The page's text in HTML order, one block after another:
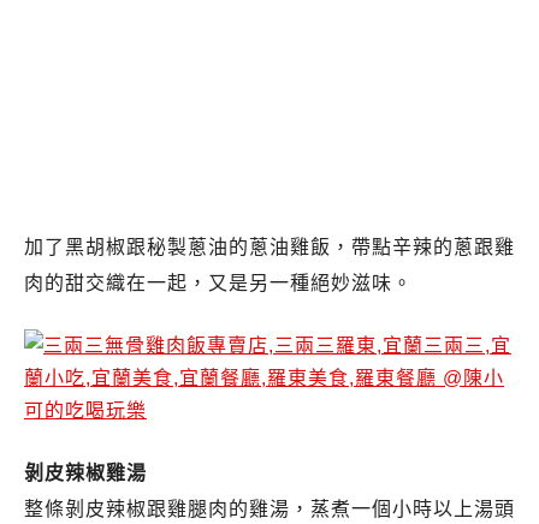
加了黑胡椒跟秘製蔥油的蔥油雞飯，帶點辛辣的蔥跟雞
肉的甜交織在一起，又是另一種絕妙滋味。
剝皮辣椒雞湯
整條剝皮辣椒跟雞腿肉的雞湯，蒸煮一個小時以上湯頭